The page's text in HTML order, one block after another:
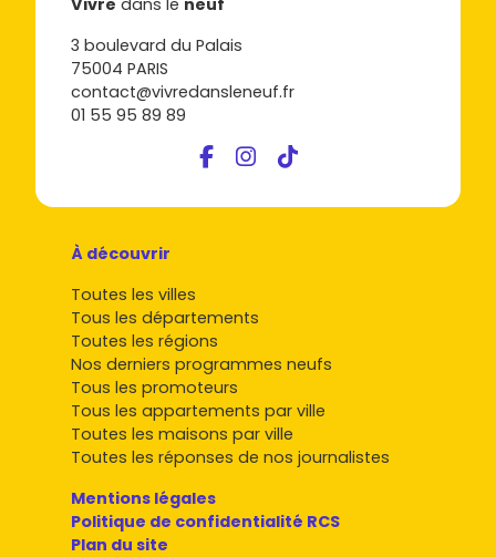
3 boulevard du Palais
75004 PARIS
contact@vivredansleneuf.fr
01 55 95 89 89
À découvrir
Toutes les villes
Tous les départements
Toutes les régions
Nos derniers programmes neufs
Tous les promoteurs
Tous les appartements par ville
Toutes les maisons par ville
Toutes les réponses de nos journalistes
Mentions légales
Politique de confidentialité RCS
Plan du site